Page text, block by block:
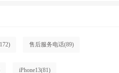
售后服务电话(89)
iPhone13(81)